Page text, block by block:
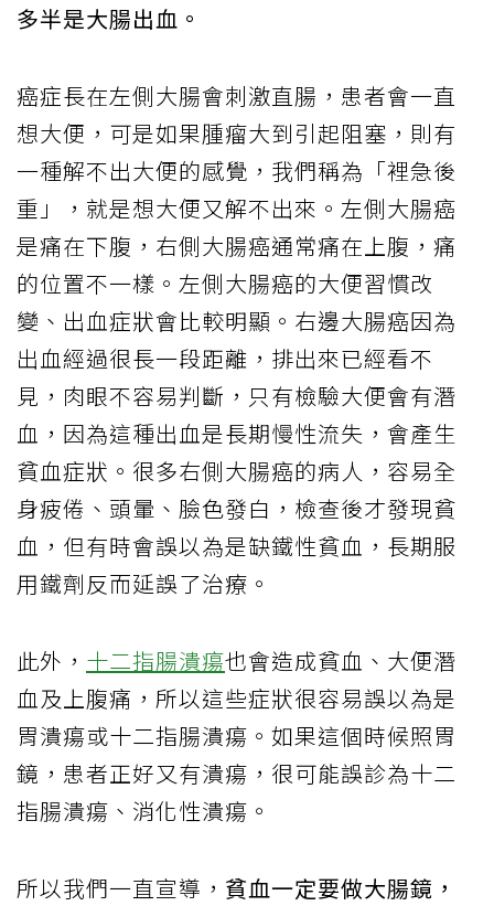
多半是大腸出血。
癌症長在左側大腸會刺激直腸，患者會一直
想大便，可是如果腫瘤大到引起阻塞，則有
一種解不出大便的感覺，我們稱為「裡急後
重」，就是想大便又解不出來。左側大腸癌
是痛在下腹，右側大腸癌通常痛在上腹，痛
的位置不一樣。左側大腸癌的大便習慣改
變、出血症狀會比較明顯。右邊大腸癌因為
出血經過很長一段距離，排出來已經看不
見，肉眼不容易判斷，只有檢驗大便會有潛
血，因為這種出血是長期慢性流失，會產生
貧血症狀。很多右側大腸癌的病人，容易全
身疲倦、頭暈、臉色發白，檢查後才發現貧
血，但有時會誤以為是缺鐵性貧血，長期服
用鐵劑反而延誤了治療。
此外， 十二指腸潰瘍也會造成貧血、大便潛
血及上腹痛，所以這些症狀很容易誤以為是
胃潰瘍或十二指腸潰瘍。如果這個時候照胃
鏡，患者正好又有潰瘍，很可能誤診為十二
指腸潰瘍、消化性潰瘍。
所以我們一直宣導， 貧血一定要做大腸鏡，